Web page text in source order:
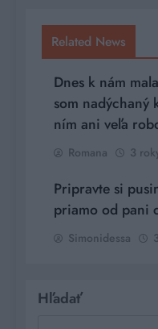
Related News
Dnes k nám
som nadýchaný
ním ani veľa
Romana 3
Pripravte si
priamo od pani
Simonidessa
Hľadať